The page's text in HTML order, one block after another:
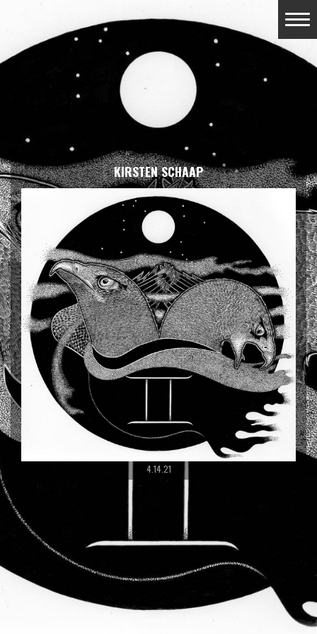
KIRSTEN SCHAAP
4.14.21